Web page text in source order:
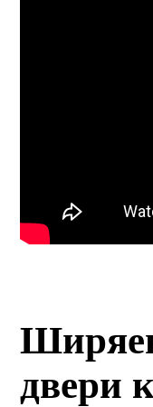
двери